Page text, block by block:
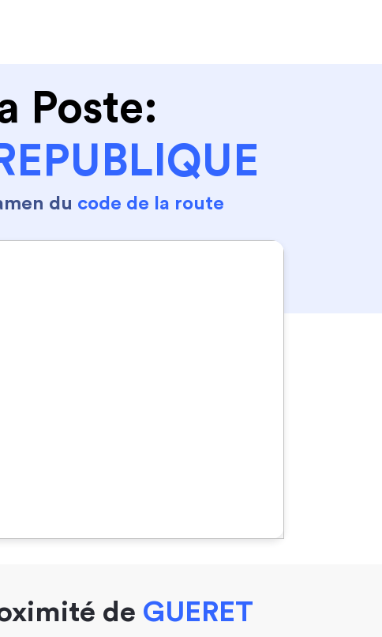
Poste:
du code de la route
de GUERET